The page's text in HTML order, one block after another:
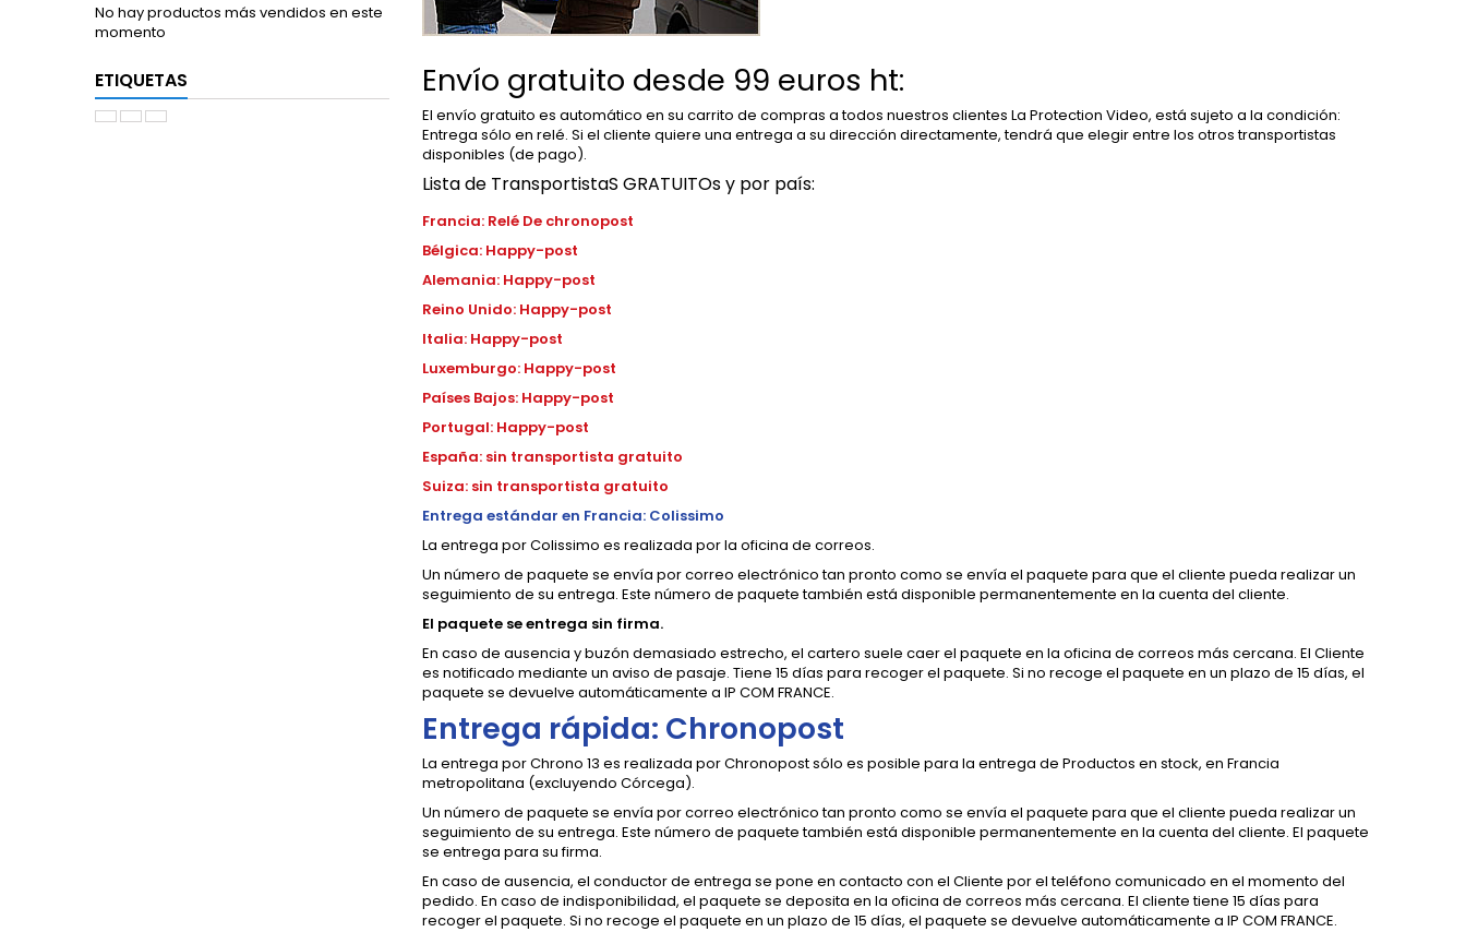
No hay productos más vendidos en este
momento
ETIQUETAS Envío gratuito desde 99 euros ht:
El envío gratuito es automático en su carrito de compras a todos nuestros clientes La Protection Video, está sujeto a la condición:
Entrega sólo en relé. Si el cliente quiere una entrega a su dirección directamente, tendrá que elegir entre los otros transportistas
disponibles (de pago).
Lista de TransportistaS GRATUITOs y por país:
Francia: Relé De chronopost
Bélgica: Happy-post
Alemania: Happy-post
Reino Unido: Happy-post
Italia: Happy-post
Luxemburgo: Happy-post
Países Bajos: Happy-post
Portugal: Happy-post
España: sin transportista gratuito
Suiza: sin transportista gratuito
Entrega estándar en Francia: Colissimo
La entrega por Colissimo es realizada por la oficina de correos.
Un número de paquete se envía por correo electrónico tan pronto como se envía el paquete para que el cliente pueda realizar un
seguimiento de su entrega. Este número de paquete también está disponible permanentemente en la cuenta del cliente.
El paquete se entrega sin firma.
En caso de ausencia y buzón demasiado estrecho, el cartero suele caer el paquete en la oficina de correos más cercana. El Cliente
es notificado mediante un aviso de pasaje. Tiene 15 días para recoger el paquete. Si no recoge el paquete en un plazo de 15 días, el
paquete se devuelve automáticamente a IP COM FRANCE.
Entrega rápida: Chronopost
La entrega por Chrono 13 es realizada por Chronopost sólo es posible para la entrega de Productos en stock, en Francia
metropolitana (excluyendo Córcega).
Un número de paquete se envía por correo electrónico tan pronto como se envía el paquete para que el cliente pueda realizar un
seguimiento de su entrega. Este número de paquete también está disponible permanentemente en la cuenta del cliente. El paquete
se entrega para su firma.
En caso de ausencia, el conductor de entrega se pone en contacto con el Cliente por el teléfono comunicado en el momento del
pedido. En caso de indisponibilidad, el paquete se deposita en la oficina de correos más cercana. El cliente tiene 15 días para
recoger el paquete. Si no recoge el paquete en un plazo de 15 días, el paquete se devuelve automáticamente a IP COM FRANCE.